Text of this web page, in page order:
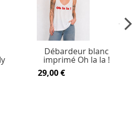
Débardeur blanc
imprimé Oh la la !
29,00 €